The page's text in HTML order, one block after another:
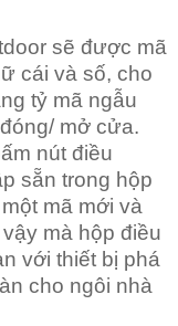
sẽ được mã
cái và số, cho
tỷ mã ngẫu
mở cửa.
nút điều
sẵn trong hộp
mã mới và
mà hộp điều
với thiết bị phá
cho ngôi nhà